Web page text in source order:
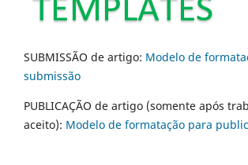
SUBMISSÃO de artigo: Modelo de
submissão
PUBLICAÇÃO de artigo (somente após
aceito): Modelo de formatação para